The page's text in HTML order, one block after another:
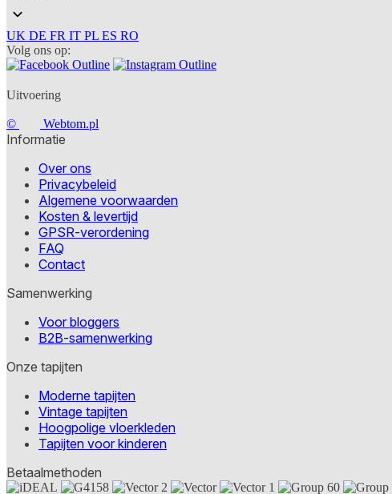
UK DE FR IT PL ES RO
Volg ons op:
Uitvoering
© Webtom.pl
Informatie
Over ons
Privacybeleid
Algemene voorwaarden
Kosten & levertijd
GPSR-verordening
FAQ
Contact
Samenwerking
Voor bloggers
B2B-samenwerking
Onze tapijten
Moderne tapijten
Vintage tapijten
Hoogpolige vloerkleden
Tapijten voor kinderen
Betaalmethoden